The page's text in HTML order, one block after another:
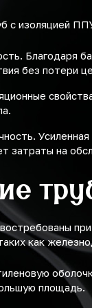
с изоляцией
Благодаря
без потери
затраты на
при
как
площадь.